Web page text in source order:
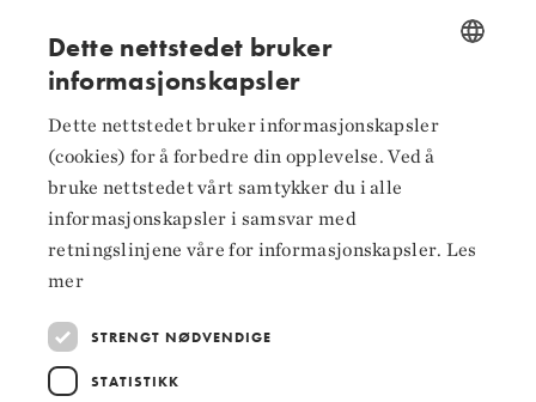
Følg oss på
Facebook
Instagram
Hoved­samarbeidspartnere
ENGLISH
Dette nettstedet bruker
informasjonskapsler
Dette nettstedet bruker informasjonskapsler
(cookies) for å forbedre din opplevelse. Ved å
bruke nettstedet vårt samtykker du i alle
informasjonskapsler i samsvar med
retningslinjene våre for informasjonskapsler. Les
mer
STRENGT NØDVENDIGE
STATISTIKK